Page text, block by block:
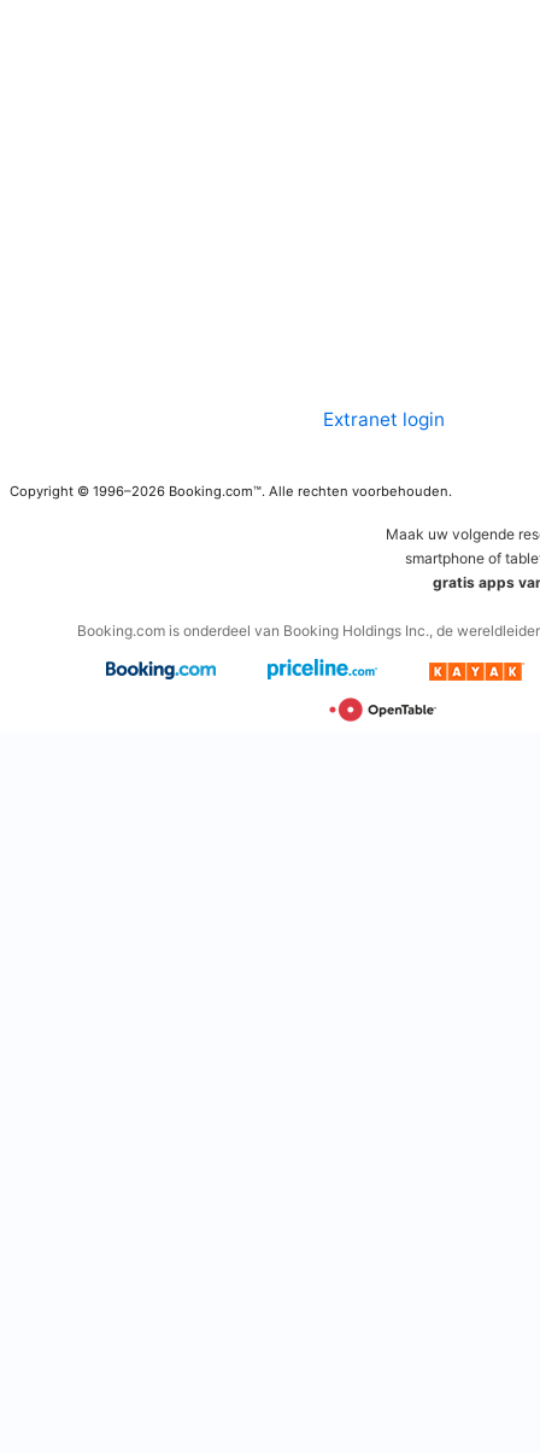
Extranet login
Copyright © 1996–2026 Booking.com™. Alle rechten voorbehouden.
Maak uw volgende
smartphone of
gratis apps
Booking.com is onderdeel van Booking Holdings Inc., de